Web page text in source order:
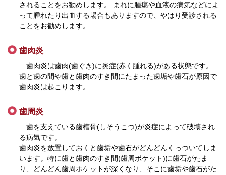
されることをお勧めします。 まれに腫瘍や血液の病気などによ
って腫れたり出血する場合もありますので、やはり受診される
ことをお勧めします。
歯肉炎
歯肉炎は歯肉(歯ぐき)に炎症(赤く腫れる)がある状態です。
歯と歯の間や歯と歯肉のすき間にたまった歯垢や歯石が原因で
歯肉炎は起こります。
歯周炎
歯を支えている歯槽骨(しそうこつ)が炎症によって破壊され
る病気です。
歯肉炎を放置しておくと歯垢や歯石がどんどんくっついてしま
います。特に歯と歯肉のすき間(歯周ポケット)に歯石がたま
り、どんどん歯周ポケットが深くなり、そこに歯垢や歯石がた